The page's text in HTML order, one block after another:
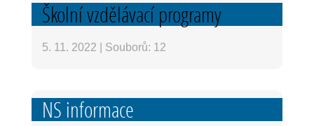
Školní vzdělávací programy
5. 11. 2022 Souborů: 12
NS informace